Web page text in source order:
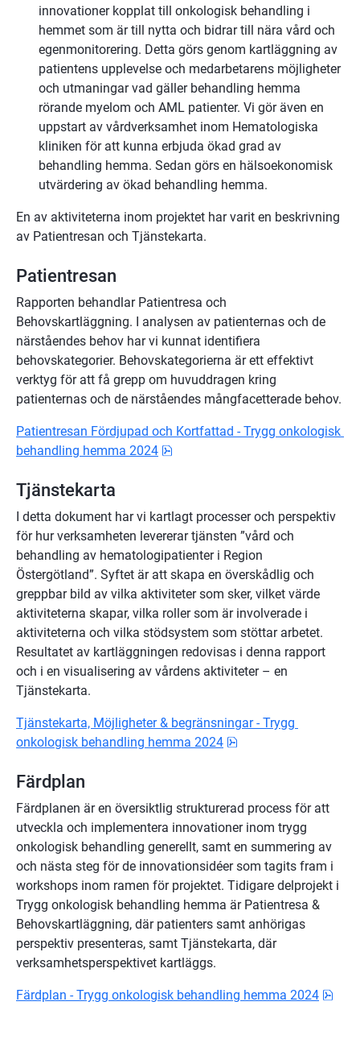
innovationer kopplat till onkologisk behandling i
hemmet som är till nytta och bidrar till nära vård och
egenmonitorering. Detta görs genom kartläggning av
patientens upplevelse och medarbetarens möjligheter
och utmaningar vad gäller behandling hemma
rörande myelom och AML patienter. Vi gör även en
uppstart av vårdverksamhet inom Hematologiska
kliniken för att kunna erbjuda ökad grad av
behandling hemma. Sedan görs en hälsoekonomisk
utvärdering av ökad behandling hemma.
En av aktiviteterna inom projektet har varit en beskrivning
av Patientresan och Tjänstekarta.
Patientresan
Rapporten behandlar Patientresa och
Behovskartläggning. I analysen av patienternas och de
närståendes behov har vi kunnat identifiera
behovskategorier. Behovskategorierna är ett effektivt
verktyg för att få grepp om huvuddragen kring
patienternas och de närståendes mångfacetterade behov.
Patientresan Fördjupad och Kortfattad - Trygg onkologisk
behandling hemma 2024
Tjänstekarta
I detta dokument har vi kartlagt processer och perspektiv
för hur verksamheten levererar tjänsten ”vård och
behandling av hematologipatienter i Region
Östergötland”. Syftet är att skapa en överskådlig och
greppbar bild av vilka aktiviteter som sker, vilket värde
aktiviteterna skapar, vilka roller som är involverade i
aktiviteterna och vilka stödsystem som stöttar arbetet.
Resultatet av kartläggningen redovisas i denna rapport
och i en visualisering av vårdens aktiviteter – en
Tjänstekarta.
Tjänstekarta, Möjligheter & begränsningar - Trygg
onkologisk behandling hemma 2024
Färdplan
Färdplanen är en översiktlig strukturerad process för att
utveckla och implementera innovationer inom trygg
onkologisk behandling generellt, samt en summering av
och nästa steg för de innovationsidéer som tagits fram i
workshops inom ramen för projektet. Tidigare delprojekt i
Trygg onkologisk behandling hemma är Patientresa &
Behovskartläggning, där patienters samt anhörigas
perspektiv presenteras, samt Tjänstekarta, där
verksamhetsperspektivet kartläggs.
Färdplan - Trygg onkologisk behandling hemma 2024